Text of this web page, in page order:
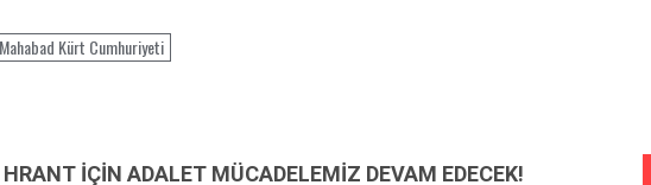
Mahabad Kürt Cumhuriyeti
HRANT İÇİN ADALET MÜCADELEMİZ DEVAM EDECEK!